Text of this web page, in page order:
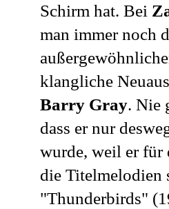
Schirm hat. Bei
man immer noch
klangliche
Barry Gray. Nie
dass er nur
wurde, weil er für
die Titelmelodien
"Thunderbirds"